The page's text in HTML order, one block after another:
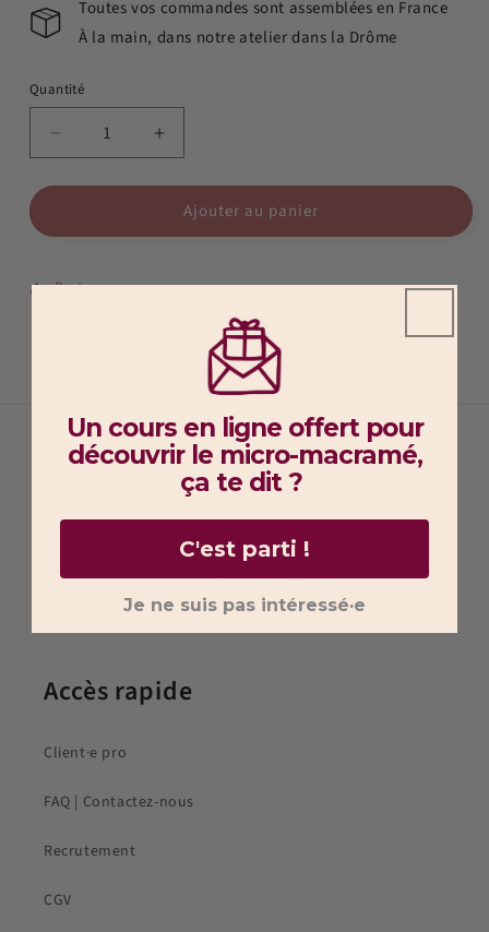
Toutes vos commandes sont assemblées en France
À la main, dans notre atelier dans la Drôme
Quantité
Réduire
la
quantité
Gabbro
(2,2cm
Augmenter
la
quantité
Gabbro
(2,2cm
Ajouter au panier
Partager
Accès rapide
Client·e pro
FAQ | Contactez-nous
Recrutement
CGV
Un cours en ligne offert pour
découvrir le micro-macramé,
ça te dit ?
C'est parti !
Je ne suis pas intéressé·e